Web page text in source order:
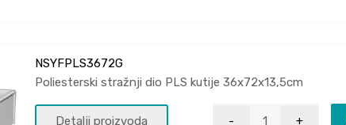
NSYFPLS3672G
Poliesterski stražnji dio PLS kutije 36x72x13,5cm
Detalji proizvoda